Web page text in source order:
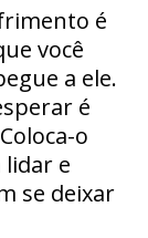
é
você
a ele.
é
o
lidar e
se deixar